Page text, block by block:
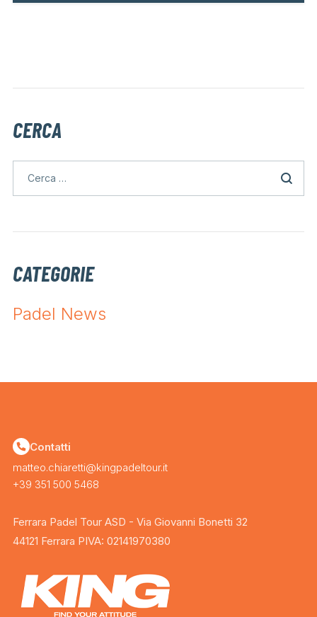
CERCA
CATEGORIE
Padel News
Contatti
matteo.chiaretti@kingpadeltour.it
+39 351 500 5468
Ferrara Padel Tour ASD - Via Giovanni Bonetti 32
44121 Ferrara PIVA: 02141970380